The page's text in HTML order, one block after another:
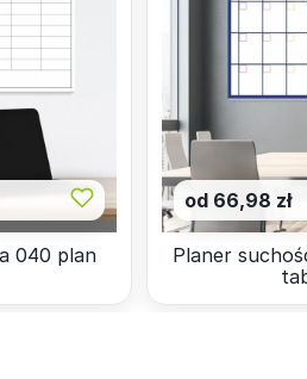
040 plan
od 66,98 zł
Planer